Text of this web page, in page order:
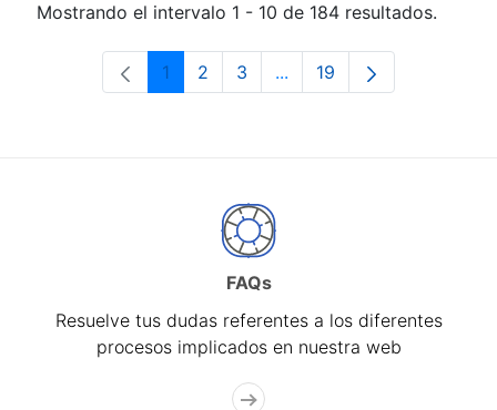
Mostrando el intervalo 1 - 10 de 184 resultados.
Página
1 Página
2 Página
3 ...Páginas intermedias Use
Página
19
FAQs
Resuelve tus dudas referentes a los diferentes
procesos implicados en nuestra web